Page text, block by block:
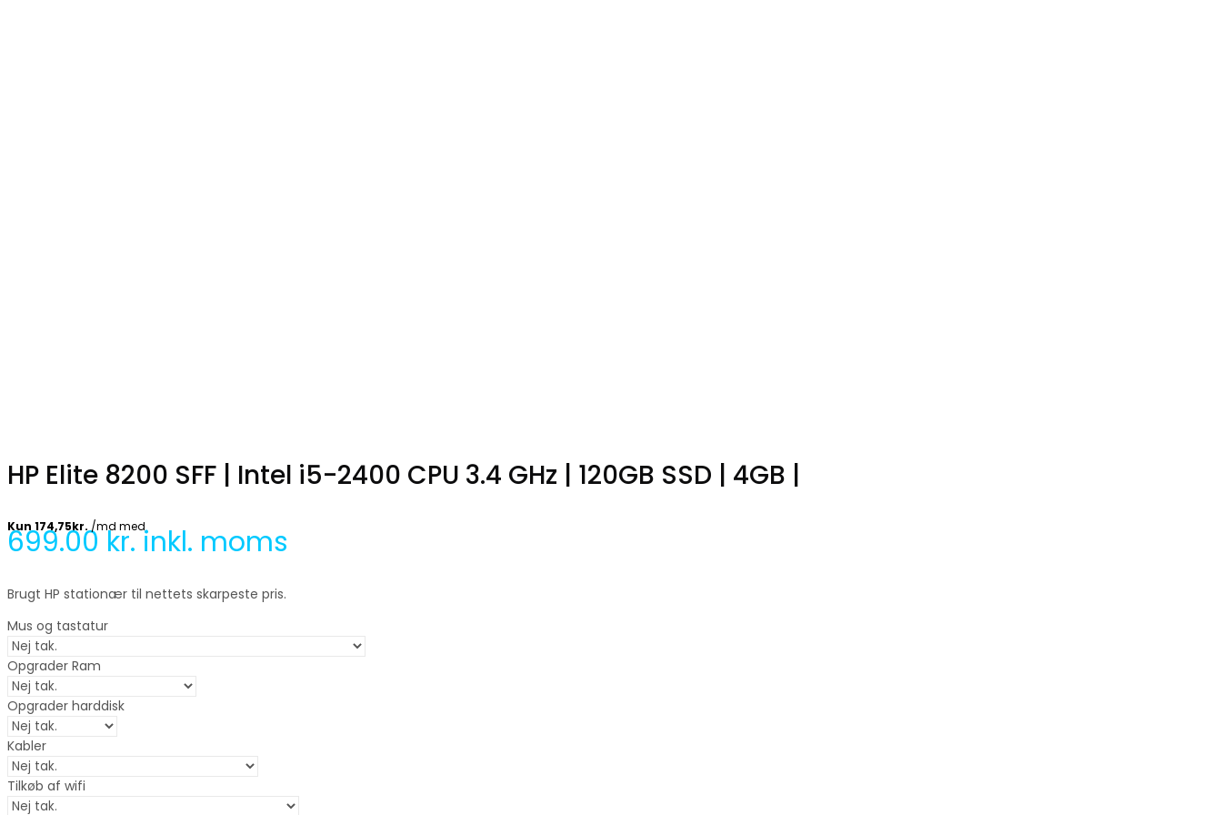
HP Elite 8200 SFF | Intel i5-2400 CPU 3.4 GHz | 120GB SSD | 4GB |
699.00kr. inkl. moms
Brugt HP stationær til nettets skarpeste pris.
Mus og tastatur
Opgrader Ram
Opgrader harddisk
Kabler
Tilkøb af wifi